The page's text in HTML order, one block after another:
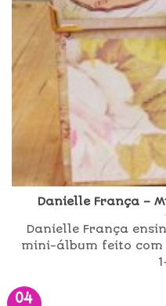
Danielle França –
Danielle França
mini-álbum feito com
04